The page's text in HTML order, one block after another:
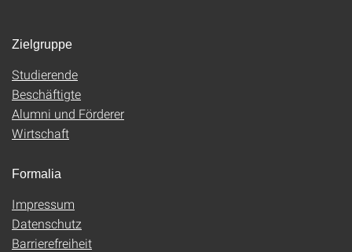
Zielgruppe
Studierende
Beschäftigte
Alumni und Förderer
Wirtschaft
Formalia
Impressum
Datenschutz
Barrierefreiheit